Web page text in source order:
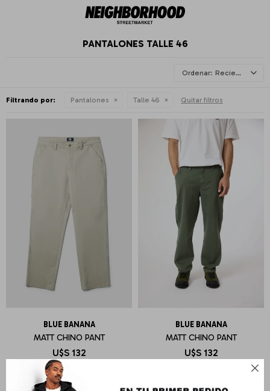

PANTALONES TALLE 46
Recientes
Filtrando por: Pantalones Talle 46 Quitar filtros
BLUE BANANA
MATT CHINO PANT
U$S 132
BLUE BANANA
MATT CHINO PANT
U$S 132